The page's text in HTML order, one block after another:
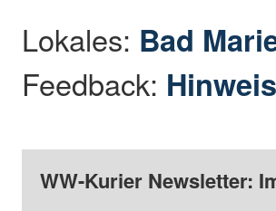
Lokales: Bad
Feedback:
WW-Kurier Newsletter: